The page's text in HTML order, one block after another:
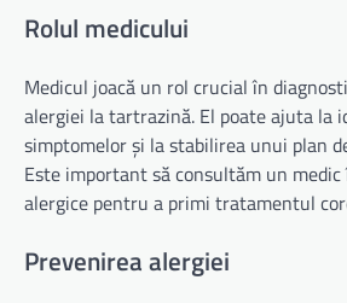
Rolul medicului
Medicul joacă un rol crucial în
alergiei la tartrazină. El poate ajuta la
simptomelor și la stabilirea unui plan
Este important să consultăm un
alergice pentru a primi tratamentul
Prevenirea alergiei